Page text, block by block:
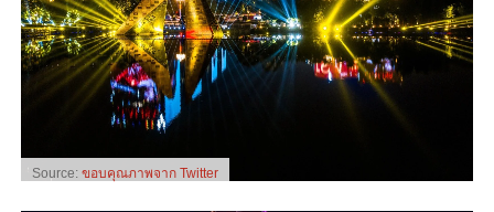
Source: ขอบคุณภาพจาก Twitter